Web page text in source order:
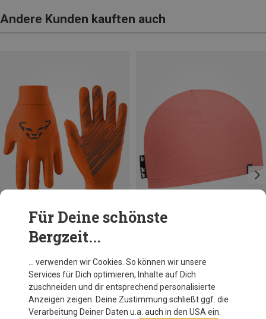
Andere Kunden kauften auch
Du sparst 19%
Für Deine schönste
Bergzeit...
… verwenden wir Cookies. So können wir unsere
Services für Dich optimieren, Inhalte auf Dich
zuschneiden und dir entsprechend personalisierte
Anzeigen zeigen. Deine Zustimmung schließt ggf. die
Verarbeitung Deiner Daten u.a. auch in den USA ein.